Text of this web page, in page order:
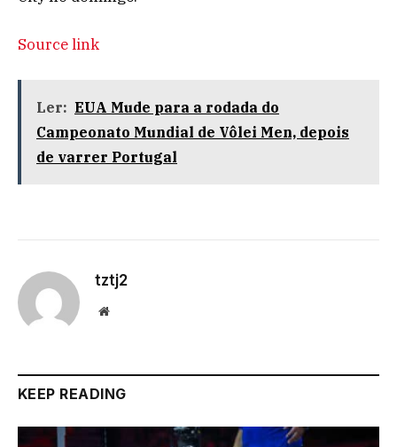
Source link
Ler: EUA Mude para a rodada do
Campeonato Mundial de Vôlei Men, depois
de varrer Portugal
tztj2
Website
KEEP READING